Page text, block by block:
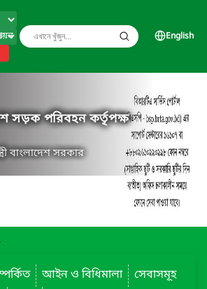
English
সড়ক পরিবহন কর্তৃপক্ষ
বাংলাদেশ সরকার
আইন ও বিধিমালা
সেবাসমূহ